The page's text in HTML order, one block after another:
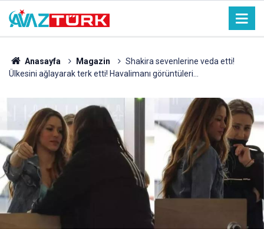
Anasayfa Magazin
Shakira sevenlerine veda etti!
Ülkesini ağlayarak terk etti! Havalimanı görüntüleri…